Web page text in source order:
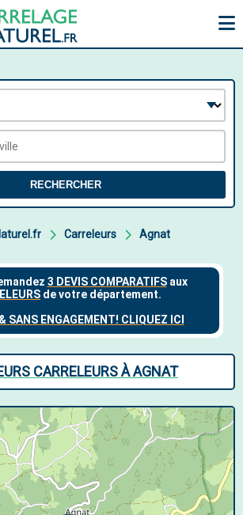
RECHERCHER
Carreleurs Agnat
CARRELEURS À AGNAT